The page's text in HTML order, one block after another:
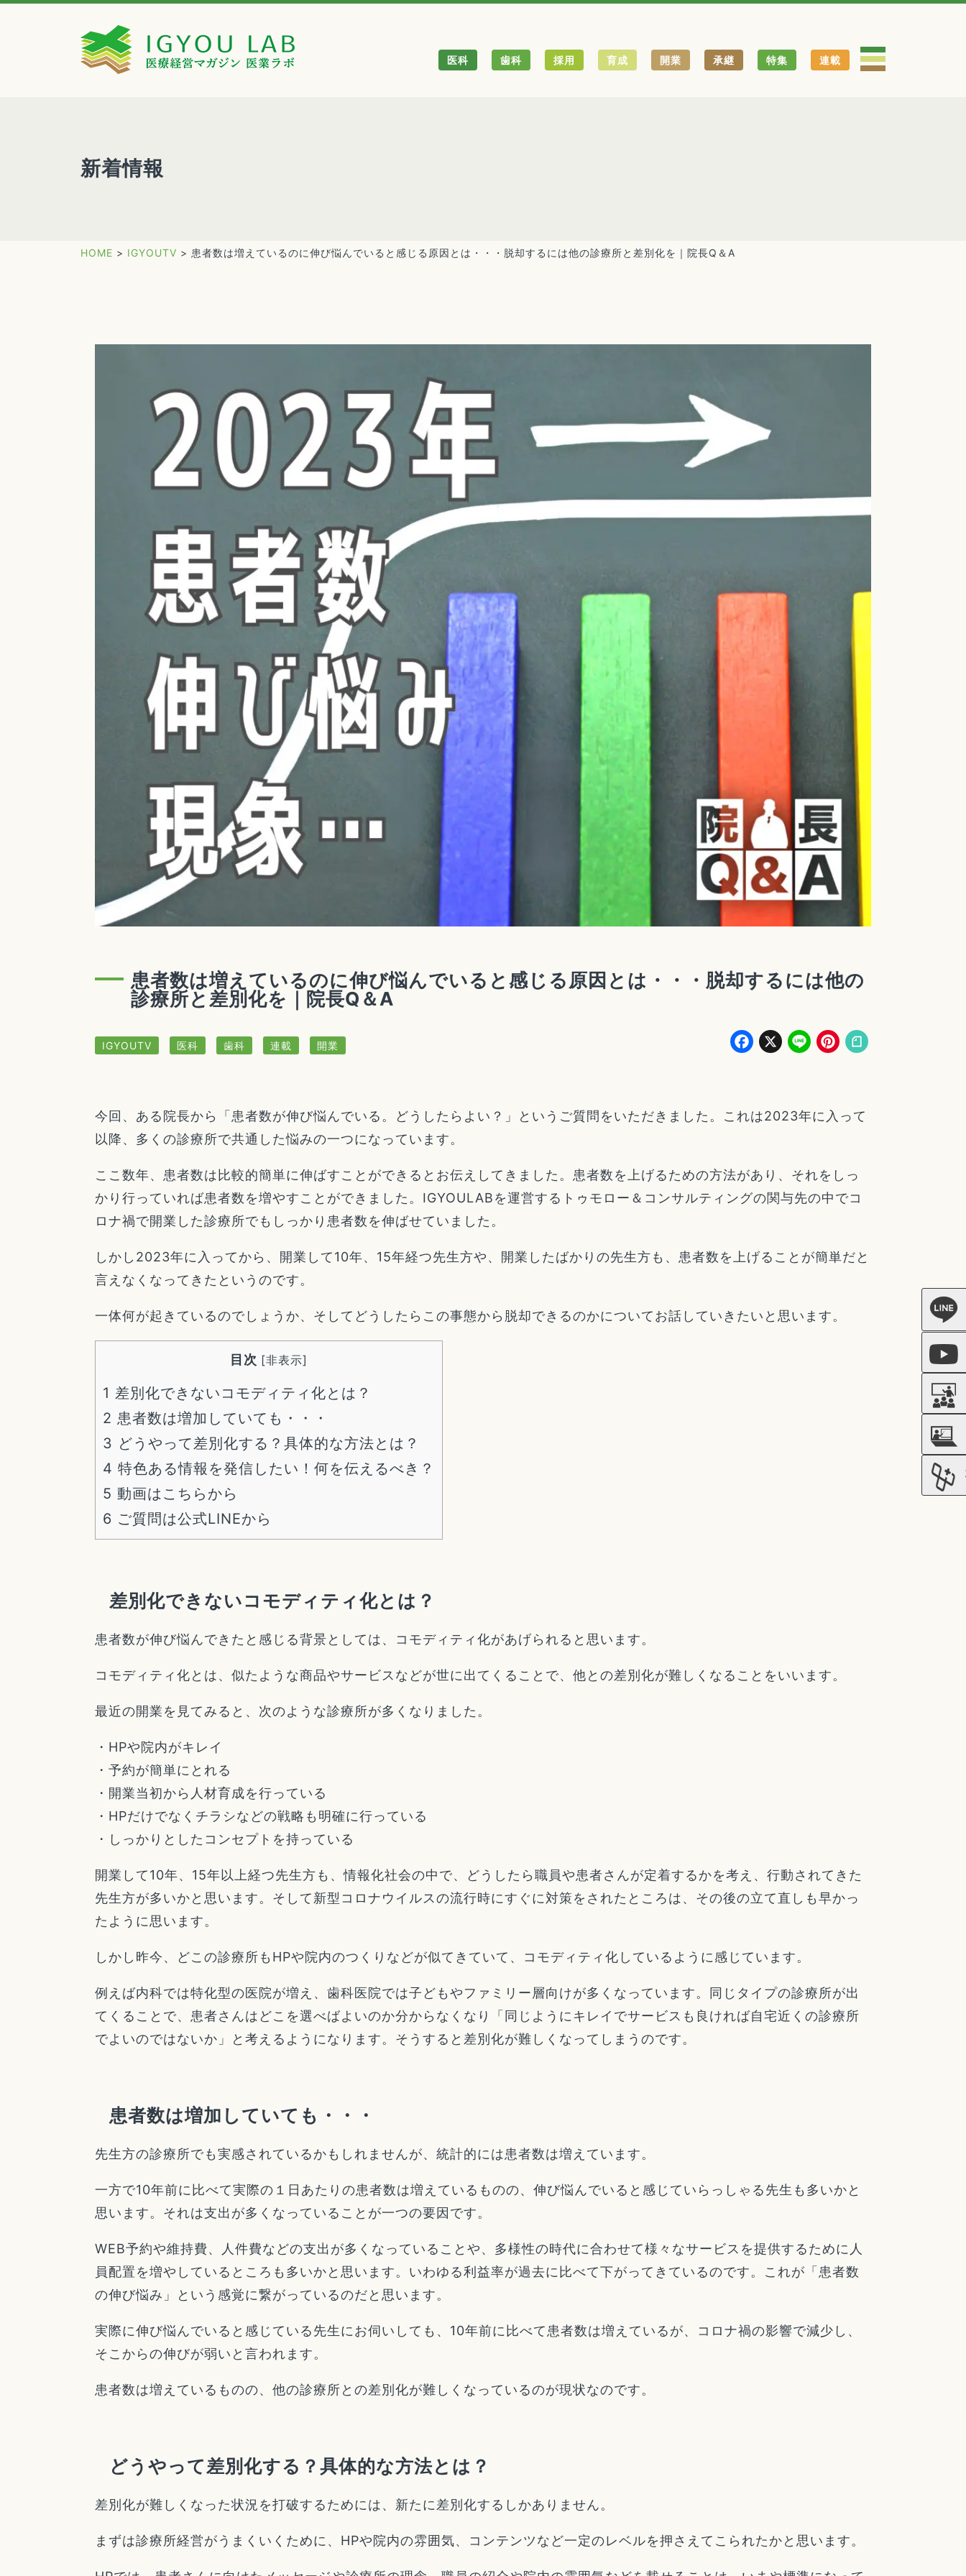
医科 歯科 採用 育成 開業 承継 特集 連載
新着情報
HOME > IGYOUTV > 患者数は増えているのに伸び悩んでいると感じる原因とは・・・脱却するには他の診療所と差別化を｜院長Q＆A
患者数は増えているのに伸び悩んでいると感じる原因とは・・・脱却するには他の
診療所と差別化を｜院長Q＆A
IGYOUTV 医科 歯科 連載 開業 Facebook
X LinePinterest
今回、ある院長から「患者数が伸び悩んでいる。どうしたらよい？」というご質問をいただきました。これは2023年に入って
以降、多くの診療所で共通した悩みの一つになっています。
ここ数年、患者数は比較的簡単に伸ばすことができるとお伝えしてきました。患者数を上げるための方法があり、それをしっ
かり行っていれば患者数を増やすことができました。IGYOULABを運営するトゥモロー＆コンサルティングの関与先の中でコ
ロナ禍で開業した診療所でもしっかり患者数を伸ばせていました。
しかし2023年に入ってから、開業して10年、15年経つ先生方や、開業したばかりの先生方も、患者数を上げることが簡単だと
言えなくなってきたというのです。
一体何が起きているのでしょうか、そしてどうしたらこの事態から脱却できるのかについてお話していきたいと思います。
目次 [非表示]
1 差別化できないコモディティ化とは？
2 患者数は増加していても・・・
3 どうやって差別化する？具体的な方法とは？
4 特色ある情報を発信したい！何を伝えるべき？
5 動画はこちらから
6 ご質問は公式LINEから
差別化できないコモディティ化とは？
患者数が伸び悩んできたと感じる背景としては、コモディティ化があげられると思います。
コモディティ化とは、似たような商品やサービスなどが世に出てくることで、他との差別化が難しくなることをいいます。
最近の開業を見てみると、次のような診療所が多くなりました。
・HPや院内がキレイ
・予約が簡単にとれる
・開業当初から人材育成を行っている
・HPだけでなくチラシなどの戦略も明確に行っている
・しっかりとしたコンセプトを持っている
開業して10年、15年以上経つ先生方も、情報化社会の中で、どうしたら職員や患者さんが定着するかを考え、行動されてきた
先生方が多いかと思います。そして新型コロナウイルスの流行時にすぐに対策をされたところは、その後の立て直しも早かっ
たように思います。
しかし昨今、どこの診療所もHPや院内のつくりなどが似てきていて、コモディティ化しているように感じています。
例えば内科では特化型の医院が増え、歯科医院では子どもやファミリー層向けが多くなっています。同じタイプの診療所が出
てくることで、患者さんはどこを選べばよいのか分からなくなり「同じようにキレイでサービスも良ければ自宅近くの診療所
でよいのではないか」と考えるようになります。そうすると差別化が難しくなってしまうのです。
患者数は増加していても・・・
先生方の診療所でも実感されているかもしれませんが、統計的には患者数は増えています。
一方で10年前に比べて実際の１日あたりの患者数は増えているものの、伸び悩んでいると感じていらっしゃる先生も多いかと
思います。それは支出が多くなっていることが一つの要因です。
WEB予約や維持費、人件費などの支出が多くなっていることや、多様性の時代に合わせて様々なサービスを提供するために人
員配置を増やしているところも多いかと思います。いわゆる利益率が過去に比べて下がってきているのです。これが「患者数
の伸び悩み」という感覚に繋がっているのだと思います。
実際に伸び悩んでいると感じている先生にお伺いしても、10年前に比べて患者数は増えているが、コロナ禍の影響で減少し、
そこからの伸びが弱いと言われます。
患者数は増えているものの、他の診療所との差別化が難しくなっているのが現状なのです。
どうやって差別化する？具体的な方法とは？
差別化が難しくなった状況を打破するためには、新たに差別化するしかありません。
まずは診療所経営がうまくいくために、HPや院内の雰囲気、コンテンツなど一定のレベルを押さえてこられたかと思います。